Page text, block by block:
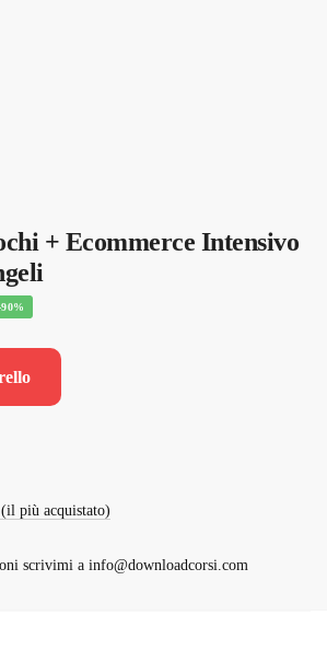
+ Ecommerce Intensivo
più acquistato)
scrivimi a info@downloadcorsi.com